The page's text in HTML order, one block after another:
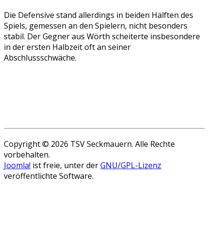
Die Defensive stand allerdings in beiden Hälften des
Spiels, gemessen an den Spielern, nicht besonders
stabil. Der Gegner aus Wörth scheiterte insbesondere
in der ersten Halbzeit oft an seiner
Abschlussschwäche.
Copyright © 2026 TSV Seckmauern. Alle Rechte
vorbehalten.
Joomla! ist freie, unter derGNU/GPL-Lizenz
veröffentlichte Software.